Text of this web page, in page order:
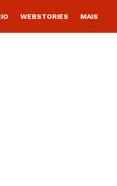
WEBSTORIES MAIS